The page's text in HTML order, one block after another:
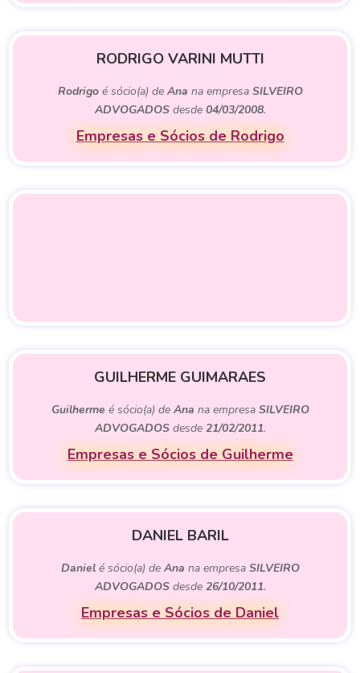
RODRIGO VARINI MUTTI
Rodrigoé sócio(a) de Ana na empresa SILVEIRO
ADVOGADOSdesde 04/03/2008.
Empresas e Sócios de Rodrigo
GUILHERME GUIMARAES
Guilherme é sócio(a) de Ana na empresa SILVEIRO
ADVOGADOSdesde 21/02/2011.
Empresas e Sócios de Guilherme
DANIEL BARIL
Danielé sócio(a) de Ana na empresa SILVEIRO
ADVOGADOSdesde 26/10/2011.
Empresas e Sócios de Daniel